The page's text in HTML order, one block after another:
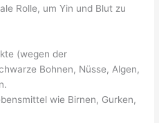
Rolle, um Yin und Blut zu
(wegen der
Bohnen, Nüsse, Algen,
wie Birnen, Gurken,